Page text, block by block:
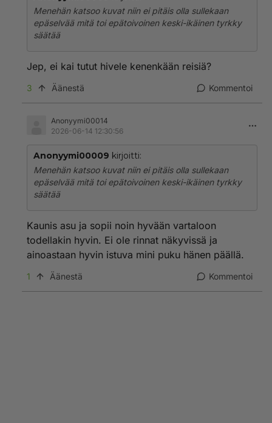
Menehän katsoo kuvat niin ei pitäis olla sullekaan
epäselvää mitä toi epätoivoinen keski-ikäinen tyrkky
säätää
Jep, ei kai tutut hivele kenenkään reisiä?
3 Äänestä Kommentoi
Anonyymi00014
2026-06-14 12:30:56
Anonyymi00009 kirjoitti:
Menehän katsoo kuvat niin ei pitäis olla sullekaan
epäselvää mitä toi epätoivoinen keski-ikäinen tyrkky
säätää
Kaunis asu ja sopii noin hyvään vartaloon
todellakin hyvin. Ei ole rinnat näkyvissä ja
ainoastaan hyvin istuva mini puku hänen päällä.
1 Äänestä Kommentoi